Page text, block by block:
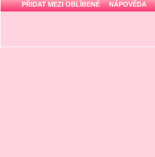
PŘIDAT MEZI OBLÍBENÉ NÁPOVĚDA